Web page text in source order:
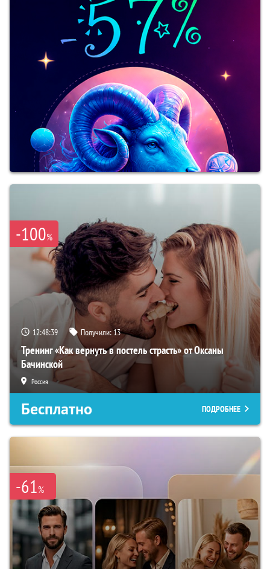
-100%
12:48:38 Получили:13
Тренинг «Как вернуть в постель страсть» от Оксаны
Бачинской
Россия
Бесплатно ПОДРОБНЕЕ
-61%